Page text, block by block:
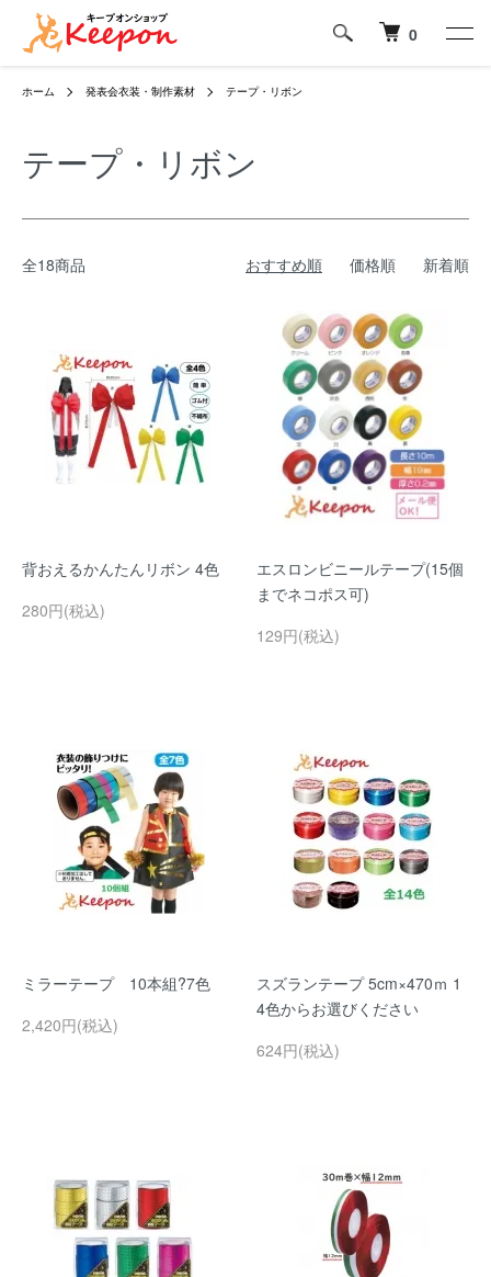
0
ホーム 発表会衣装・制作素材 テープ・リボン
テープ・リボン
全18商品 おすすめ順 価格順 新着順
背おえるかんたんリボン 4色
280円(税込)
エスロンビニールテープ(15個
までネコポス可)
129円(税込)
ミラーテープ 10本組?7色
2,420円(税込)
スズランテープ 5cm×470ｍ 1
4色からお選びください
624円(税込)